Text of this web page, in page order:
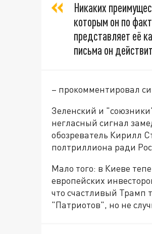
Никаких
которым он по
представляет её
письма он
– прокомментировал
Зеленский и
негласный сигнал
обозреватель Кирилл
полтриллиона ради
Мало того: в Киеве
европейских
что счастливый Трамп
"Патриотов", но не